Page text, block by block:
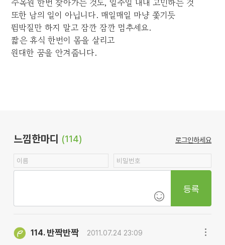
또한 남의 일이 아닙니다. 매일매일 마냥 쫓기듯
뜀박질만 하지 말고 잠깐 잠깐 멈추세요.
짧은 휴식 한번이 몸을 살리고
원대한 꿈을 안겨줍니다.
느낌한마디 (114) 로그인하세요
등록
114. 반짝반짝 2011.07.24 23:09